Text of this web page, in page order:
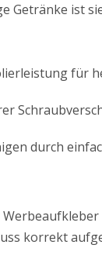
Getränke ist
für
durch
korrekt